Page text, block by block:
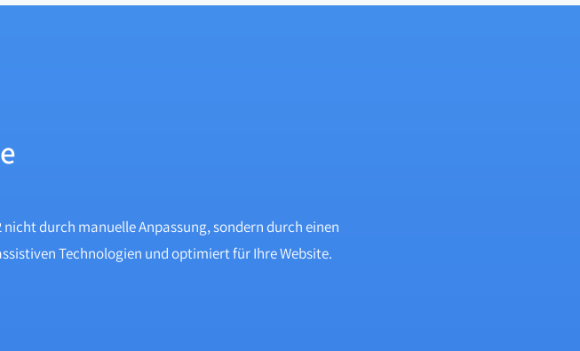
durch manuelle Anpassung, sondern durch einen
Technologien und optimiert für Ihre Website.